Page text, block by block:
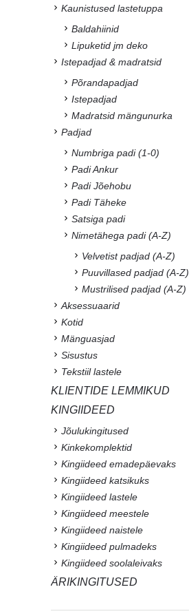
Kaunistused lastetuppa
Baldahiinid
Lipuketid jm deko
Istepadjad & madratsid
Põrandapadjad
Istepadjad
Madratsid mängunurka
Padjad
Numbriga padi (1-0)
Padi Ankur
Padi Jõehobu
Padi Täheke
Satsiga padi
Nimetähega padi (A-Z)
Velvetist padjad (A-Z)
Puuvillased padjad (A-Z)
Mustrilised padjad (A-Z)
Aksessuaarid
Kotid
Mänguasjad
Sisustus
Tekstiil lastele
KLIENTIDE LEMMIKUD
KINGIIDEED
Jõulukingitused
Kinkekomplektid
Kingiideed emadepäevaks
Kingiideed katsikuks
Kingiideed lastele
Kingiideed meestele
Kingiideed naistele
Kingiideed pulmadeks
Kingiideed soolaleivaks
ÄRIKINGITUSED